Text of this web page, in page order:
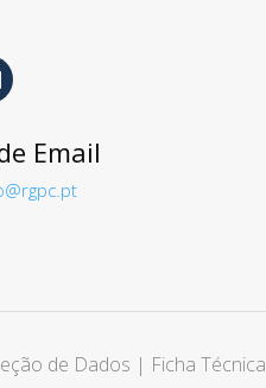
Email
de Dados | Ficha Técnica